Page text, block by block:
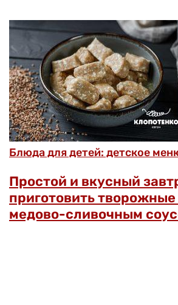
Блюда для детей: детское
Простой и вкусный
приготовить
медово-сливочным